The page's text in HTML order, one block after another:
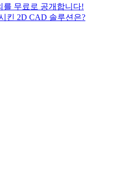
를 무료로 공개합니다!
킨 2D CAD 솔루션은?